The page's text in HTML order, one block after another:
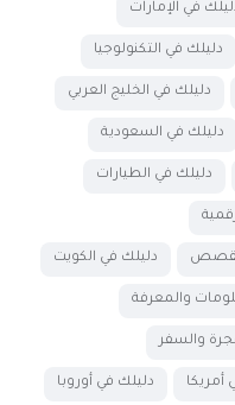
في الإمارات
دليلك في التكنولوجيا
دليلك في الخليج العربي
دليلك في السعودية
دليلك في الطيارات
دليلك في الكويت
والمعرفة
والسفر
أمريكا دليلك في أوروبا